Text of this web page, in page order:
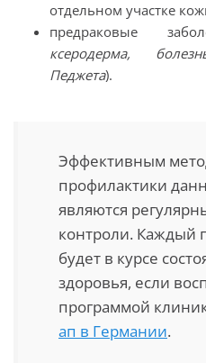
отдельном участке
предраковые
ксеродерма,
Педжета).
Эффективным
профилактики
являются
контроли. Каждый
будет в курсе
здоровья, если
программой
ап в Германии.